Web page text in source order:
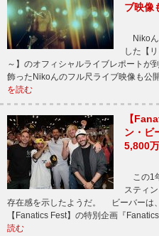
ブ映像
Nikoん
した【
～】のオフィシャルライブレポートが
飾ったNikoんのフル尺ライブ映像も
を読む
【
ン・ビ
5,800
この1
スティ
存在感を示したようだ。 ビーバーは
【Fanatics Fest】の特別企画『
読む